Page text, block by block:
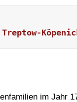
im Jahr